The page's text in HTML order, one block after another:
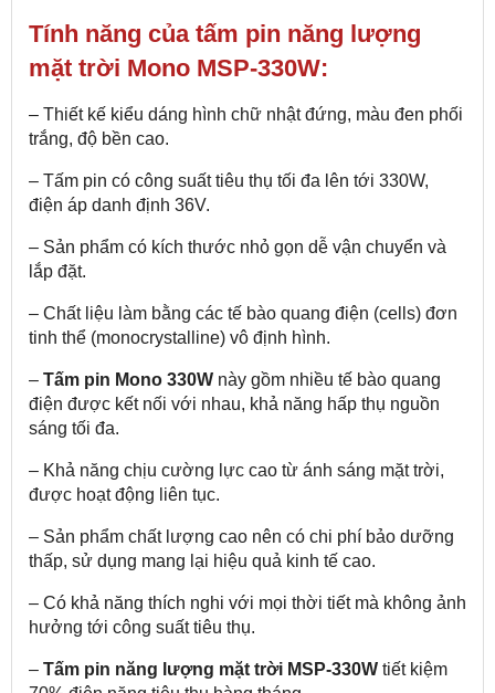
Tính năng của tấm pin năng lượng
mặt trời Mono MSP-330W:
– Thiết kế kiểu dáng hình chữ nhật đứng, màu đen phối
trắng, độ bền cao.
– Tấm pin có công suất tiêu thụ tối đa lên tới 330W,
điện áp danh định 36V.
– Sản phẩm có kích thước nhỏ gọn dễ vận chuyển và
lắp đặt.
– Chất liệu làm bằng các tế bào quang điện (cells) đơn
tinh thể (monocrystalline) vô định hình.
– Tấm pin Mono 330W này gồm nhiều tế bào quang
điện được kết nối với nhau, khả năng hấp thụ nguồn
sáng tối đa.
– Khả năng chịu cường lực cao từ ánh sáng mặt trời,
được hoạt động liên tục.
– Sản phẩm chất lượng cao nên có chi phí bảo dưỡng
thấp, sử dụng mang lại hiệu quả kinh tế cao.
– Có khả năng thích nghi với mọi thời tiết mà không ảnh
hưởng tới công suất tiêu thụ.
– Tấm pin năng lượng mặt trời MSP-330W tiết kiệm